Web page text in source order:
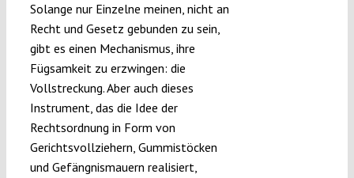
Solange nur Einzelne meinen, nicht an
Recht und Gesetz gebunden zu sein,
gibt es einen Mechanismus, ihre
Fügsamkeit zu erzwingen: die
Vollstreckung. Aber auch dieses
Instrument, das die Idee der
Rechtsordnung in Form von
Gerichtsvollziehern, Gummistöcken
und Gefängnismauern realisiert,